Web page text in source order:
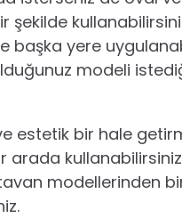
şekilde
başka yere
modeli
estetik bir hale
arada
modellerinden